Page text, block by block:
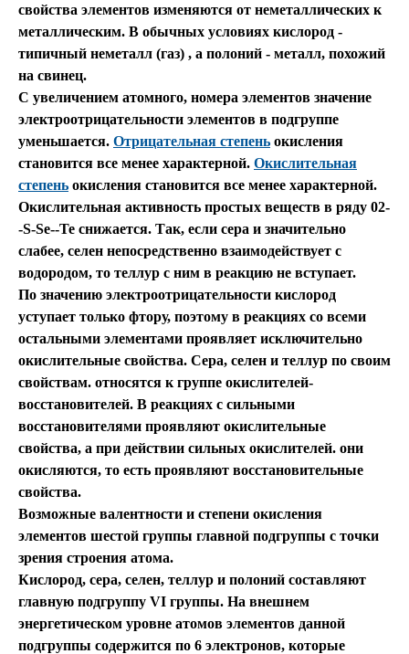
свойства элементов изменяются от неметаллических к
металлическим. В обычных условиях кислород -
типичный неметалл (газ) , а полоний - металл, похожий
на свинец.
С увеличением атомного, номера элементов значение
электроотрицательности элементов в подгруппе
уменьшается. Отрицательная степень окисления
становится все менее характерной. Окислительная
степень окисления становится все менее характерной.
Окислительная активность простых веществ в ряду 02-
-S-Se--Те снижается. Так, если сера и значительно
слабее, селен непосредственно взаимодействует с
водородом, то теллур с ним в реакцию не вступает.
По значению электроотрицательности кислород
уступает только фтору, поэтому в реакциях со всеми
остальными элементами проявляет исключительно
окислительные свойства. Сера, селен и теллур по своим
свойствам. относятся к группе окислителей-
восстановителей. В реакциях с сильными
восстановителями проявляют окислительные
свойства, а при действии сильных окислителей. они
окисляются, то есть проявляют восстановительные
свойства.
Возможные валентности и степени окисления
элементов шестой группы главной подгруппы с точки
зрения строения атома.
Кислород, сера, селен, теллур и полоний составляют
главную подгруппу VI группы. На внешнем
энергетическом уровне атомов элементов данной
подгруппы содержится по 6 электронов, которые